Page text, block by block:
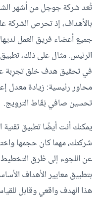
تُعد شركة جوجل من أشهر
بالأهداف، إذ تحرص الشركة
جميع أعضاء فريق العمل
في تحقيق هدف خلق تجرِبة
محاور رئيسية: زيادة معدل
تحسين صافي نِقَاط الترويج.
يمكنك أنت أيضًا تطبيق تقنية
شركتك، مهما كان حجمها
عن اللجوء إلى طُرق التخطيط
بتطبيق معايير الأهداف
هذا الهدف واقعي وقابل